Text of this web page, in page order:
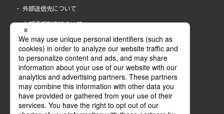
外部送信先について
内部通報制度について